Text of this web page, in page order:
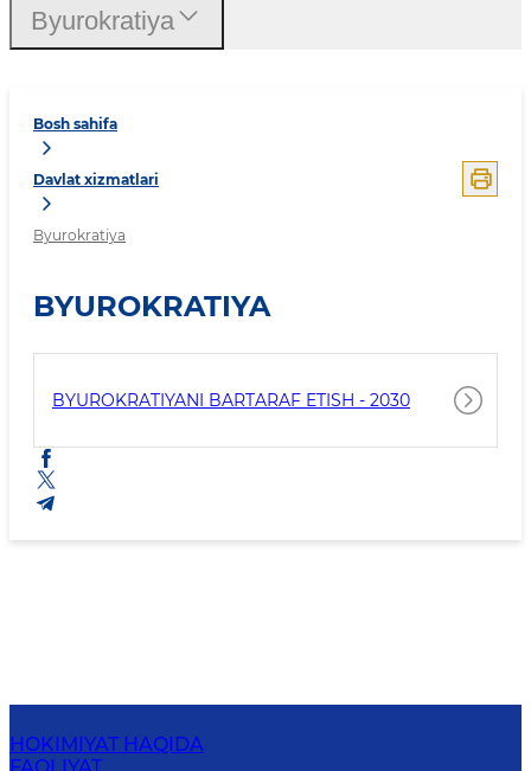
Bosh sahifa
Davlat xizmatlari
Byurokratiya
BYUROKRATIYA
BYUROKRATIYANI BARTARAF ETISH - 2030
Byurokratiya
HOKIMIYAT HAQIDA